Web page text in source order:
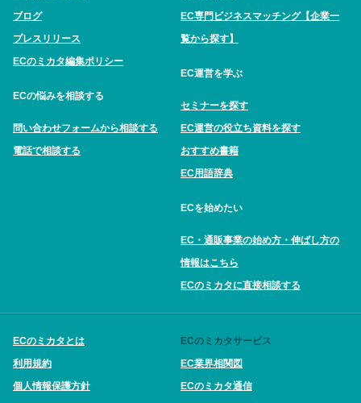
ブログ
プレスリリース
ECのミカタ編集ポリシー
ECの悩みを相談する
問い合わせフォームから相談する
電話で相談する
EC専門ビジネスマッチング【企業一
覧から探す】
EC運営を学ぶ
セミナーを探す
EC運営の役立ち資料を探す
おすすめ書籍
EC用語辞典
ECを始めたい
EC・通販事業の始め方・伸ばし方の
情報はこちら
ECのミカタに直接相談する
ECのミカタとは
利用規約
個人情報保護方針
ECのミカタサービス
EC業界相関図
ECのミカタ通信